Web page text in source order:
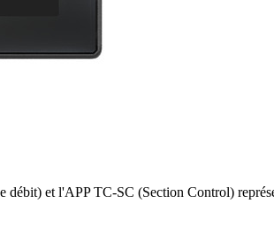
et l'APP TC-SC (Section Control)